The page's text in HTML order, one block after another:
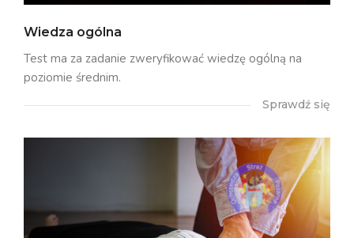
Wiedza ogólna
Test ma za zadanie zweryfikować wiedzę ogólną na
poziomie średnim.
Sprawdź się